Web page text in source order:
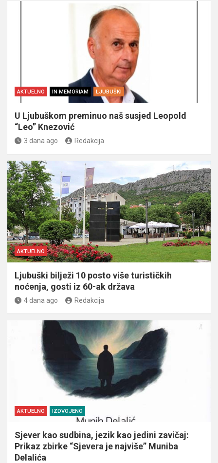
AKTUELNO IN MEMORIAM LJUBUŠKI
U Ljubuškom preminuo naš susjed Leopold
“Leo” Knezović
3 dana ago Redakcija
AKTUELNO
Ljubuški bilježi 10 posto više turističkih
noćenja, gosti iz 60-ak država
4 dana ago Redakcija
AKTUELNO IZDVOJENO
Sjever kao sudbina, jezik kao jedini zavičaj:
Prikaz zbirke “Sjevera je najviše” Muniba
Delalića